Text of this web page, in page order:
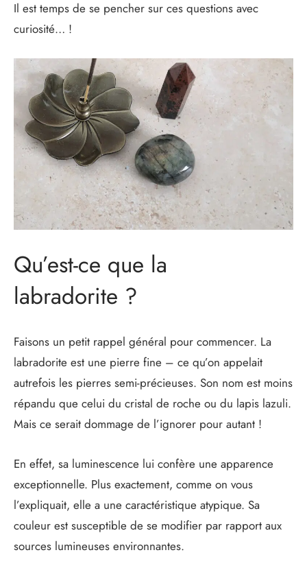
Il est temps de se pencher sur ces questions avec
curiosité… !
Qu’est-ce que la
labradorite ?
Faisons un petit rappel général pour commencer. La
labradorite est une pierre fine – ce qu’on appelait
autrefois les pierres semi-précieuses. Son nom est moins
répandu que celui du cristal de roche ou du lapis lazuli.
Mais ce serait dommage de l’ignorer pour autant !
En effet, sa luminescence lui confère une apparence
exceptionnelle. Plus exactement, comme on vous
l’expliquait, elle a une caractéristique atypique. Sa
couleur est susceptible de se modifier par rapport aux
sources lumineuses environnantes.